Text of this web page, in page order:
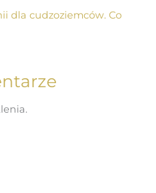
dla cudzoziemców. Co